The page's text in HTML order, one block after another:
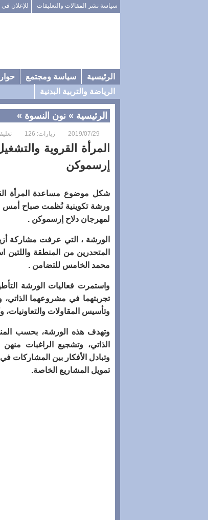
سياسة نشر المقالات والتعليقات للإعلان في
الرئيسية سياسة ومجتمع
الرياضة والتربية البدنية
الرئيسية » نون النسوة »
2019/07/29 زيارات: 126
المرأة القروية
إرسموكن
شكل موضوع مساعدة المرأة
لمهرجان دلاح إرسموكن .
المتحدرين من المنطقة
محمد الخامس للتضامن .
واستمرت فعاليات الورشة
تجربتهما في مشروعهما
وتأسيس المقاولات
وتهدف هذه الورشة، بحسب
الذاتي، وتشجيع الراغبات
وتبادل الأفكار بين
تمويل المشاريع الخاصة.